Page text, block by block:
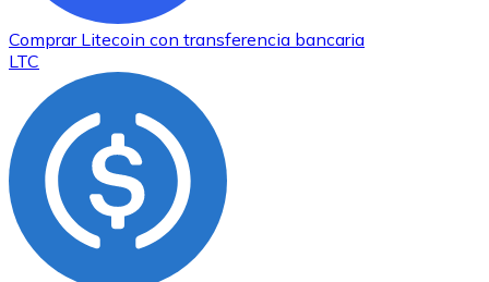
Comprar Litecoin con transferencia bancaria
LTC